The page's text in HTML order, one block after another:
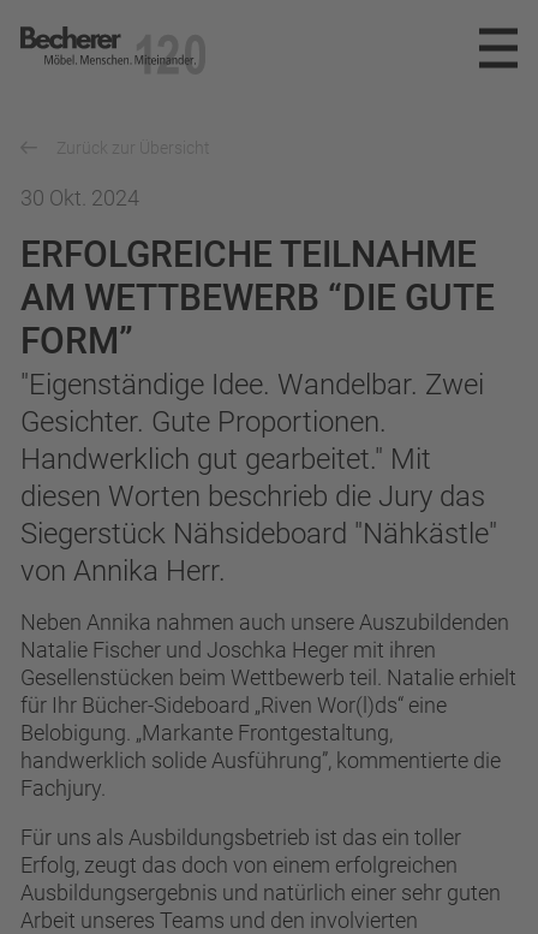
PLANUNG
INNENAUSBAU
MÖBELWERKSTÄTTEN
REFERENZEN
UNTERNEHMEN
DAS TEAM
PARTNER
AUSZEICHNUNGEN
NEWS
KARRIERE
STELLENANGEBOTE
AUSBILDUNG
PRAKTIKUM
KONTAKT
+49(0)7682-91000
Zurück zur Übersicht
30 Okt. 2024
ERFOLGREICHE TEILNAHME
AM WETTBEWERB “DIE GUTE
FORM”
"Eigenständige Idee. Wandelbar. Zwei
Gesichter. Gute Proportionen.
Handwerklich gut gearbeitet." Mit
diesen Worten beschrieb die Jury das
Siegerstück Nähsideboard "Nähkästle"
von Annika Herr.
Neben Annika nahmen auch unsere Auszubildenden
Natalie Fischer und Joschka Heger mit ihren
Gesellenstücken beim Wettbewerb teil. Natalie erhielt
für Ihr Bücher-Sideboard „Riven Wor(l)ds“ eine
Belobigung. „Markante Frontgestaltung,
handwerklich solide Ausführung”, kommentierte die
Fachjury.
Für uns als Ausbildungsbetrieb ist das ein toller
Erfolg, zeugt das doch von einem erfolgreichen
Ausbildungsergebnis und natürlich einer sehr guten
Arbeit unseres Teams und den involvierten